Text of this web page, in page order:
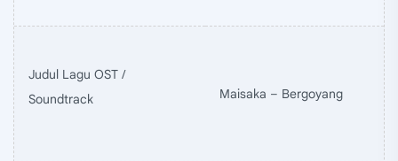
Judul Lagu OST /
Soundtrack
Maisaka – Bergoyang